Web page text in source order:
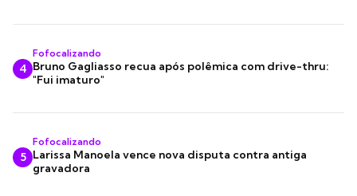
4
Fofocalizando
Bruno Gagliasso recua após polêmica com drive-thru:
"Fui imaturo"
5
Fofocalizando
Larissa Manoela vence nova disputa contra antiga
gravadora